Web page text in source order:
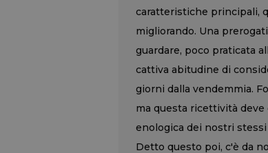
caratteristiche principali,
migliorando. Una
guardare, poco praticata
cattiva abitudine di
giorni dalla vendemmia.
ma questa ricettività deve
enologica dei nostri
Detto questo poi, c'è da